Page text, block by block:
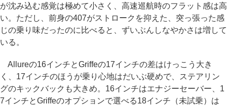
が沈み込む感覚は極めて小さく、高速巡航時のフラット感は高
い。ただし、前身の407がストロークを抑えた、突っ張った感
じの乗り味だったのに比べると、ずいぶんしなやかさは増して
いる。
Allureの16インチとGriffeの17インチの差はけっこう大き
く、17インチのほうが乗り心地はだいぶ硬めで、ステアリン
グのキックバックも大きめ。16インチはエナジーセーバー、1
7インチとGriffeのオプションで選べる18インチ（未試乗）は